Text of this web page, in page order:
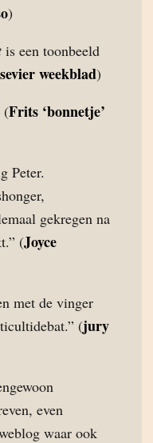
)
is een toonbeeld
weekblad)
(Frits ‘bonnetje’
Peter.
gekregen na
(Joyce
met de vinger
(jury
even
waar ook